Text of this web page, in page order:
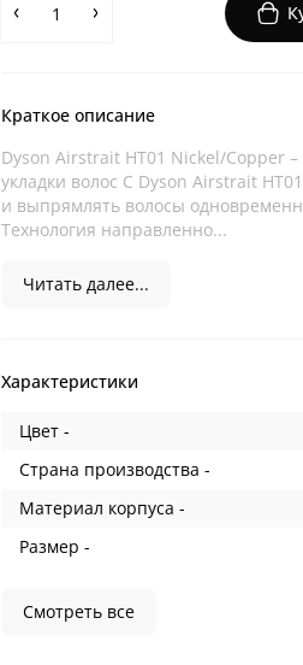
Краткое описание
Dyson Airstrait HT01 Nickel/Copper –
укладки волос С Dyson Airstrait
и выпрямлять волосы
Технология направленно...
Читать далее...
Характеристики
Цвет -
Страна производства -
Материал корпуса -
Размер -
Смотреть все